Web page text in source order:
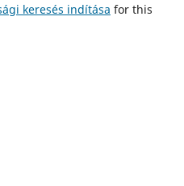
keresés indítása for this